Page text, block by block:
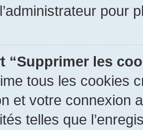
pour
“Supprimer les
tous les cookies
et votre connexion
telles que